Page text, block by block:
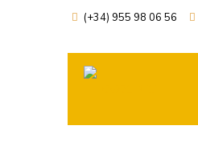
(+34) 955 98 06 56